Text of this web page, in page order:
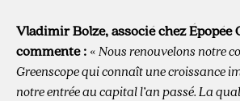
Vladimir Bolze, associé chez Épopée
commente :«Nous renouvelons notre
Greenscope qui connaît une croissance
notre entrée au capital l’an passé. La